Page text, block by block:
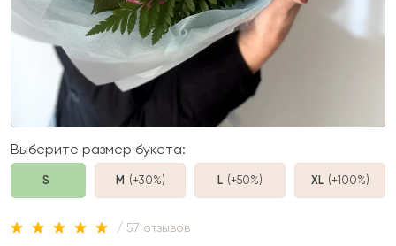
Выберите размер букета:
S M (+30%) L (+50%) XL (+100%)
/ 57 отзывов